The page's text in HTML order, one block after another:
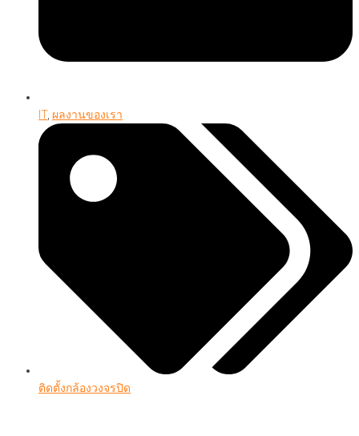
IT, ผลงานของเรา
ติดตั้งกล้องวงจรปิด